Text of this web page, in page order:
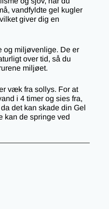
vandfyldte gel kugler
giver dig en
og miljøvenlige. De er
over tid, så du
miljøet.
væk fra sollys. For at
i 4 timer og sies fra,
det kan skade din Gel
kan de springe ved